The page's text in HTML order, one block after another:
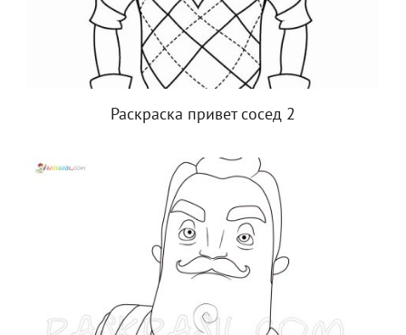
Раскраска привет сосед 2